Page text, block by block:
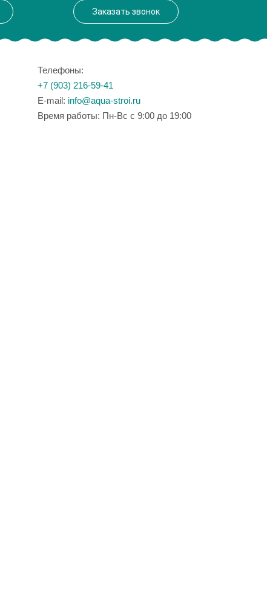
Заказать звонок
Телефоны:
+7 (903) 216-59-41
E-mail: info@aqua-stroi.ru
Время работы: Пн-Вс с 9:00 до 19:00